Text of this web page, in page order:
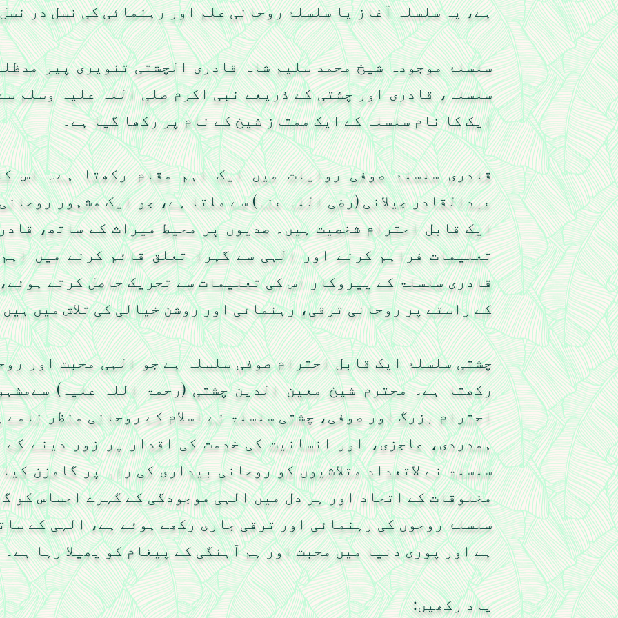
ہے، یہ سلسلہ آغاز یا سلسلۂ روحانی علم اور رہنمائی کی نسل در
سلسلۂ موجودہ شیخ محمد سلیم شاہ قادری الچشتی تنویری پیر
سلسلہ، قادری اور چشتی کے ذریعے نبی اکرم صلی اللہ علیہ وسلم
ایک کا نام سلسلہ کے ایک ممتاز شیخ کے نام پر رکھا گیا ہے۔
قادری سلسلۂ صوفی روایات میں ایک اہم مقام رکھتا ہے۔ اس
عبدالقادر جیلانی (رضی اللہ عنہ) سے ملتا ہے، جو ایک مشہور
ایک قابل احترام شخصیت ہیں۔ صدیوں پر محیط میراث کے ساتھ،
تعلیمات فراہم کرنے اور الٰہی سے گہرا تعلق قائم کرنے میں
قادری سلسلۃ کے پیروکار اس کی تعلیمات سے تحریک حاصل کرتے
کے راستے پر روحانی ترقی، رہنمائی اور روشن خیالی کی تلاش میں
چشتی سلسلۂ ایک قابل احترام صوفی سلسلہ ہے جو الہی محبت اور
رکھتا ہے۔ محترم شیخ معین الدین چشتی (رحمۃ اللہ علیہ)
احترام بزرگ اور صوفی، چشتی سلسلۃ نے اسلام کے روحانی منظر
ہمدردی، عاجزی، اور انسانیت کی خدمت کی اقدار پر زور دینے
سلسلۃ نے لاتعداد متلاشیوں کو روحانی بیداری کی راہ پر گامزن
مخلوقات کے اتحاد اور ہر دل میں الہی موجودگی کے گہرے احساس کو
سلسلۂ روحوں کی رہنمائی اور ترقی جاری رکھے ہوئے ہے، الہی کے
ہے اور پوری دنیا میں محبت اور ہم آہنگی کے پیغام کو پھیلا رہا ہے۔
یاد رکھیں: